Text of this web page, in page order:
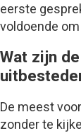
eerste
voldoende
Wat zijn
De meest
zonder te